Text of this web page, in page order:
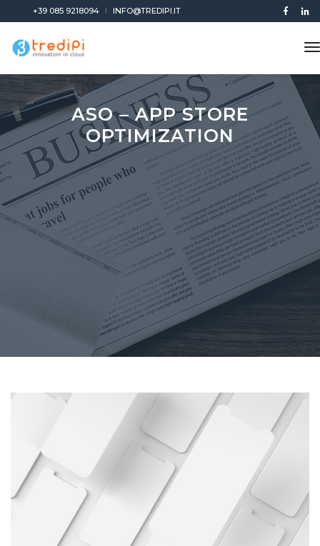
+39 085 9218094 INFO@TREDIPI.IT
ASO – APP STORE
OPTIMIZATION